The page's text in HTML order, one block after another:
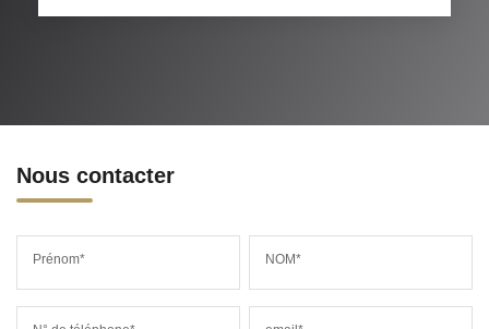
Nous contacter
Prénom* NOM*